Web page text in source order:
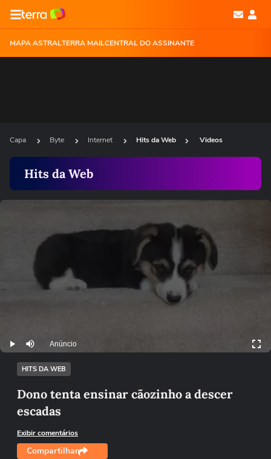
MAPA ASTRALTERRA MAILCENTRAL DO ASSINANTE
Capa Byte Internet Hits da Web Videos
Hits da Web
Play Mutar Anúncio
HITS DA WEB
Dono tenta ensinar cãozinho a descer
escadas
Exibir comentários
Compartilhar